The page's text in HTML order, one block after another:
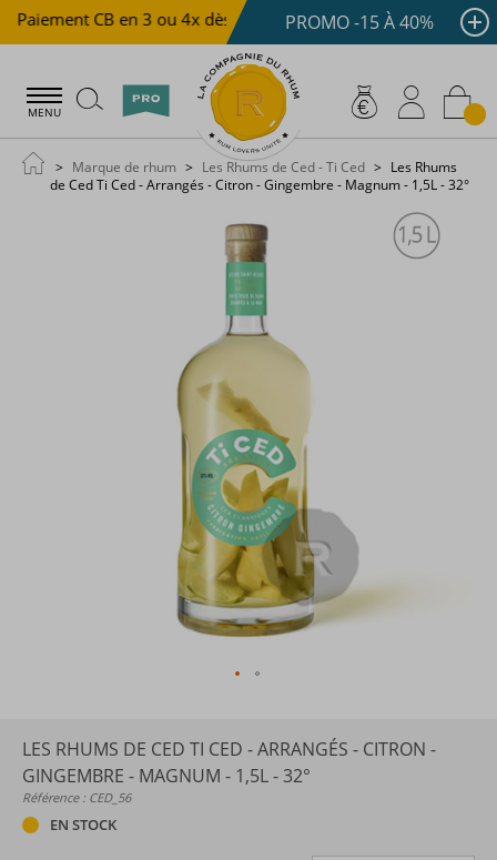
Paiement CB en 3 ou 4x dès 100 € Livraison offerte
PROMO -15 À 40%
MENU
Marque de rhum Les Rhums de Ced - Ti Ced
Les Rhums
de Ced Ti Ced - Arrangés - Citron - Gingembre - Magnum - 1,5L - 32°
LES RHUMS DE CED TI CED - ARRANGÉS - CITRON -
GINGEMBRE - MAGNUM - 1,5L - 32°
Référence : CED_56
EN STOCK